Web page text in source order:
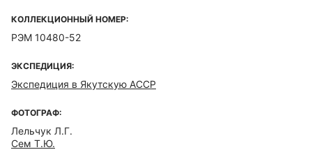
КОЛЛЕКЦИОННЫЙ НОМЕР:
РЭМ 10480-52
ЭКСПЕДИЦИЯ:
Экспедиция в Якутскую АССР
ФОТОГРАФ:
Лельчук Л.Г.
Сем Т.Ю.